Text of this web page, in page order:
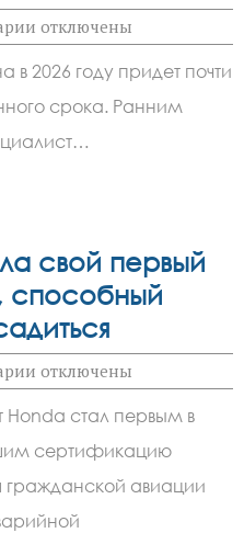
к
записи
Весна
будет
ранней:
метеорологи
прогнозируют
значительное
отключены
в 2026 году придет почти
срока. Ранним
свой первый
способный
к
записи
Honda
представила
свой
первый
частный
самолет,
способный
отключены
Honda стал первым в
сертификацию
гражданской авиации